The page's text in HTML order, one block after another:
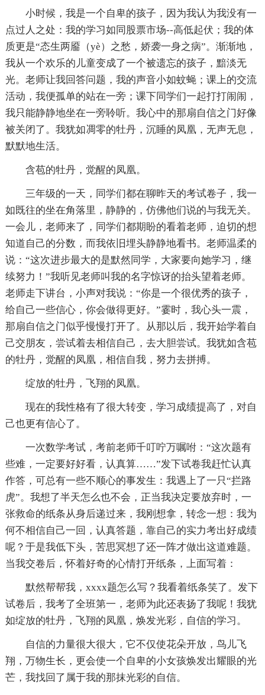
小时候，我是一个自卑的孩子，因为我认为我没有一
点过人之处：我的学习如同股票市场--高低起伏；我的体
质更是“态生两靥（yè）之愁，娇袭一身之病”。渐渐地，
我从一个欢乐的儿童变成了一个被遗忘的孩子，黯淡无
光。老师让我回答问题，我的声音小如蚊蝇；课上的交流
活动，我便孤单的站在一旁；课下同学们一起打打闹闹，
我只能静静地坐在一旁聆听。我心中的那扇自信之门好像
被关闭了。我犹如凋零的牡丹，沉睡的凤凰，无声无息，
默默地生活。
含苞的牡丹，觉醒的凤凰。
三年级的一天，同学们都在聊昨天的考试卷子，我一
如既往的坐在角落里，静静的，仿佛他们说的与我无关。
一会儿，老师来了，同学们都期盼的看着老师，迫切的想
知道自己的分数，而我依旧埋头静静地看书。老师温柔的
说：“这次进步最大的是默然同学，大家要向她学习，继
续努力！”我听见老师叫我的名字惊讶的抬头望着老师。
老师走下讲台，小声对我说：“你是一个很优秀的孩子，
给自己一些信心，你会做得更好。”霎时，我心头一震，
那扇自信之门似乎慢慢打开了。从那以后，我开始学着自
己交朋友，尝试着去相信自己，去大胆尝试。我犹如含苞
的牡丹，觉醒的凤凰，相信自我，努力去拼搏。
绽放的牡丹，飞翔的凤凰。
现在的我性格有了很大转变，学习成绩提高了，对自
己也更有信心了。
一次数学考试，考前老师千叮咛万嘱咐：“这次题有
些难，一定要好好看，认真算……”发下试卷我赶忙认真
作答，可总有一些不顺心的事发生：我遇上了一只“拦路
虎”。我想了半天怎么也不会，正当我决定要放弃时，一
张救命的纸条从身后递过来，我刚想拿，转念一想：我为
何不相信自己一回，认真答题，靠自己的实力考出好成绩
呢？于是我低下头，苦思冥想了还一阵才做出这道难题。
当我交卷后，怀着好奇的心情打开纸条，上面写着：
默然帮帮我，xxxx题怎么写？我看着纸条笑了。发下
试卷后，我考了全班第一，老师为此还表扬了我呢！我犹
如绽放的牡丹，飞翔的凤凰，焕发光彩，自信的学习。
自信的力量很大很大，它不仅使花朵开放，鸟儿飞
翔，万物生长，更会使一个自卑的小女孩焕发出耀眼的光
芒，我找回了属于我的那抹光彩的自信。